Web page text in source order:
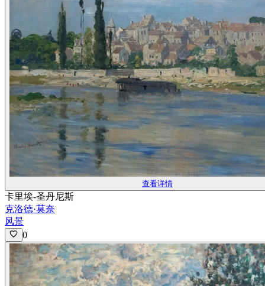
查看详情
卡里埃-圣丹尼斯
克洛德·莫奈
风景
0